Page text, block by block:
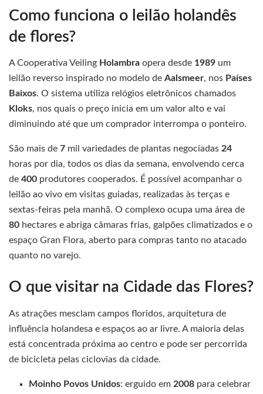
Como funciona o leilão holandês
de flores?
A Cooperativa Veiling Holambra opera desde 1989 um
leilão reverso inspirado no modelo de Aalsmeer, nos Países
Baixos. O sistema utiliza relógios eletrônicos chamados
Kloks, nos quais o preço inicia em um valor alto e vai
diminuindo até que um comprador interrompa o ponteiro.
São mais de 7 mil variedades de plantas negociadas 24
horas por dia, todos os dias da semana, envolvendo cerca
de 400 produtores cooperados. É possível acompanhar o
leilão ao vivo em visitas guiadas, realizadas às terças e
sextas-feiras pela manhã. O complexo ocupa uma área de
80 hectares e abriga câmaras frias, galpões climatizados e o
espaço Gran Flora, aberto para compras tanto no atacado
quanto no varejo.
O que visitar na Cidade das Flores?
As atrações mesclam campos floridos, arquitetura de
influência holandesa e espaços ao ar livre. A maioria delas
está concentrada próxima ao centro e pode ser percorrida
de bicicleta pelas ciclovias da cidade.
Moinho Povos Unidos: erguido em 2008 para celebrar